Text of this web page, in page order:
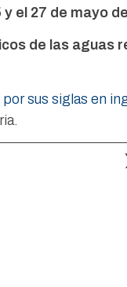
el 27 de mayo
de las aguas
sus siglas en